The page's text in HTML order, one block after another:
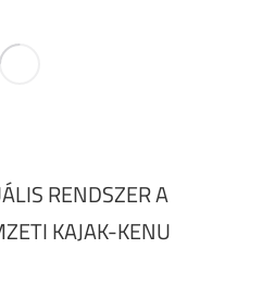
RENDSZER A
KAJAK-KENU